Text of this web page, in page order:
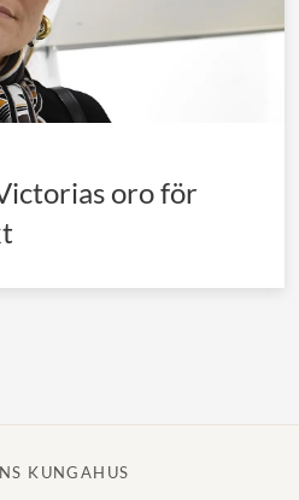
kejsarhuset
kungahuset
kungahuset
oro för
KUNGAHUS